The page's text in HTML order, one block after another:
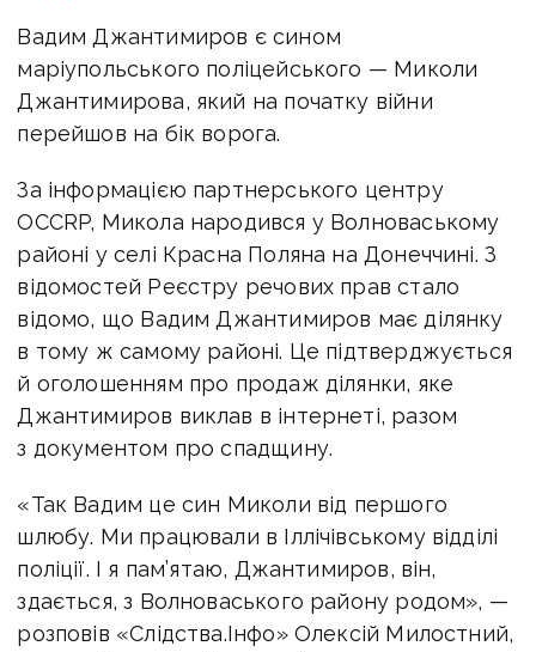
Вадим Джантимиров є сином
маріупольського поліцейського — Миколи
Джантимирова, який на початку війни
перейшов на бік ворога.
За інформацією партнерського центру
OCCRP, Микола народився у Волноваському
районі у селі Красна Поляна на Донеччині. З
відомостей Реєстру речових прав стало
відомо, що Вадим Джантимиров має ділянку
в тому ж самому районі. Це підтверджується
й оголошенням про продаж ділянки, яке
Джантимиров виклав в інтернеті, разом
з документом про спадщину.
«Так Вадим це син Миколи від першого
шлюбу. Ми працювали в Іллічівському відділі
поліції. І я пам’ятаю, Джантимиров, він,
здається, з Волноваського району родом», —
розповів «Слідства.Інфо» Олексій Милостний,